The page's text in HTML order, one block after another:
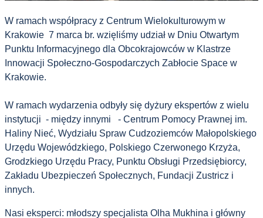
W ramach współpracy z Centrum Wielokulturowym w
Krakowie 7 marca br. wzięliśmy udział w Dniu Otwartym
Punktu Informacyjnego dla Obcokrajowców w Klastrze
Innowacji Społeczno-Gospodarczych Zabłocie Space w
Krakowie.
W ramach wydarzenia odbyły się dyżury ekspertów z wielu
instytucji - między innymi - Centrum Pomocy Prawnej im.
Haliny Nieć, Wydziału Spraw Cudzoziemców Małopolskiego
Urzędu Wojewódzkiego, Polskiego Czerwonego Krzyża,
Grodzkiego Urzędu Pracy, Punktu Obsługi Przedsiębiorcy,
Zakładu Ubezpieczeń Społecznych, Fundacji Zustricz i
innych.
Nasi eksperci: młodszy specjalista Olha Mukhina i główny